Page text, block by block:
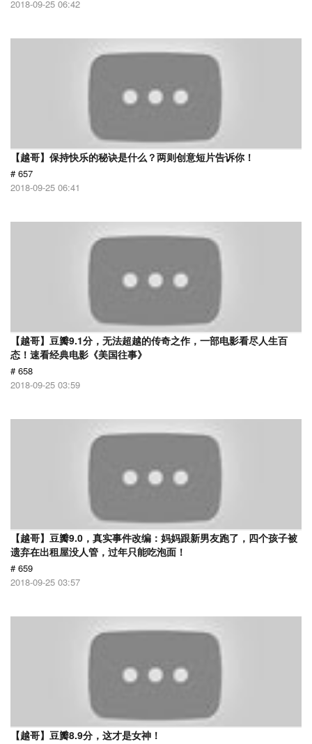
2018-09-25 06:42
【越哥】保持快乐的秘诀是什么？两则创意短片告诉你！
# 657
2018-09-25 06:41
【越哥】豆瓣9.1分，无法超越的传奇之作，一部电影看尽人生百
态！速看经典电影《美国往事》
# 658
2018-09-25 03:59
【越哥】豆瓣9.0，真实事件改编：妈妈跟新男友跑了，四个孩子被
遗弃在出租屋没人管，过年只能吃泡面！
# 659
2018-09-25 03:57
【越哥】豆瓣8.9分，这才是女神！